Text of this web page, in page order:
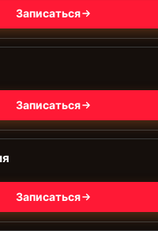
Записаться
Записаться
Записаться